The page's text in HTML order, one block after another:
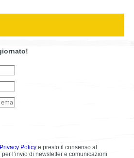
Privacy Policy e presto il consenso al
l’invio di newsletter e comunicazioni